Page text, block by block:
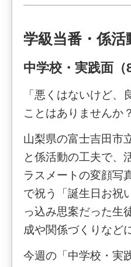
学級当番・係
中学校・実践面（8
「悪くはないけど
ことはありませんか？
山梨県の富士吉田市
と係活動の工夫で、
ラスメートの変顔写
で祝う「誕生日お祝
っ込み思案だった生
成や関係づくりなど
今週の「中学校・実